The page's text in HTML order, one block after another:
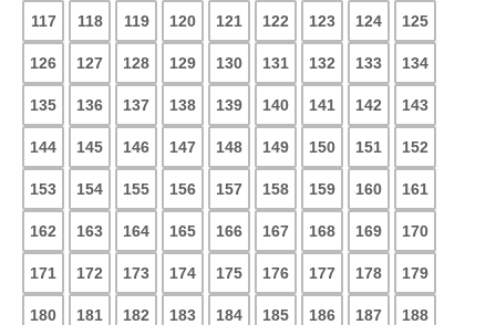
117 118 119 120 121 122 123 124 125
126 127 128 129 130 131 132 133 134
135 136 137 138 139 140 141 142 143
144 145 146 147 148 149 150 151 152
153 154 155 156 157 158 159 160 161
162 163 164 165 166 167 168 169 170
171 172 173 174 175 176 177 178 179
180 181 182 183 184 185 186 187 188